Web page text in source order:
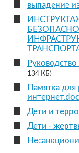
выпадение
134 КБ)
Памятка
интернет.doc
Дети и
Дети -